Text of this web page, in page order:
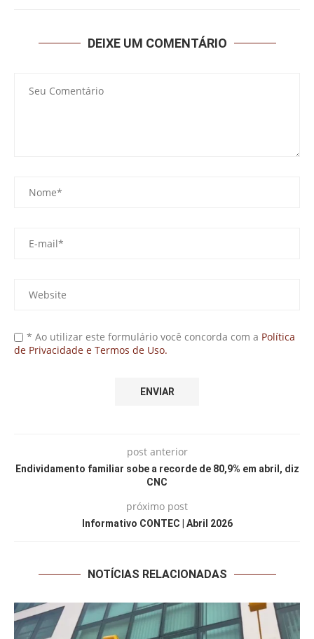
DEIXE UM COMENTÁRIO
* Ao utilizar este formulário você concorda com a Política
de Privacidade e Termos de Uso.
post anterior
Endividamento familiar sobe a recorde de 80,9% em abril, diz
CNC
próximo post
Informativo CONTEC | Abril 2026
NOTÍCIAS RELACIONADAS